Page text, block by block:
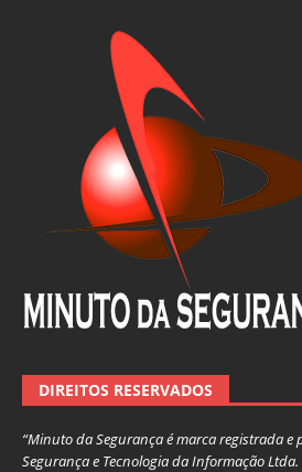
DIREITOS RESERVADOS
“Minuto da Segurança é marca registrada
Segurança e Tecnologia da Informação